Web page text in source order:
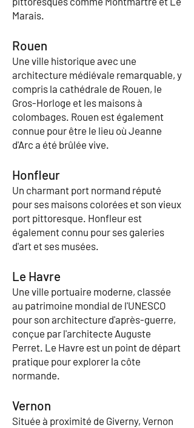
Marais.
Rouen
Une ville historique avec une
architecture médiévale remarquable, y
compris la cathédrale de Rouen, le
Gros-Horloge et les maisons à
colombages. Rouen est également
connue pour être le lieu où Jeanne
d'Arc a été brûlée vive.
Honfleur
Un charmant port normand réputé
pour ses maisons colorées et son vieux
port pittoresque. Honfleur est
également connu pour ses galeries
d'art et ses musées.
Le Havre
Une ville portuaire moderne, classée
au patrimoine mondial de l'UNESCO
pour son architecture d'après-guerre,
conçue par l'architecte Auguste
Perret. Le Havre est un point de départ
pratique pour explorer la côte
normande.
Vernon
Située à proximité de Giverny, Vernon